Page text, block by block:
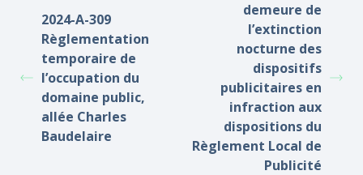
2024-A-309
Règlementation
temporaire de
l’occupation du
domaine public,
allée Charles
Baudelaire
demeure de
l’extinction
nocturne des
dispositifs
publicitaires en
infraction aux
dispositions du
Règlement Local de
Publicité